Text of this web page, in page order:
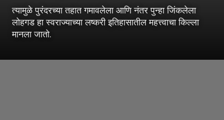
त्यामुळे पुरंदरच्या तहात गमावलेला आणि नंतर पुन्हा जिंकलेला
लोहगड हा स्वराज्याच्या लष्करी इतिहासातील महत्त्वाचा किल्ला
मानला जातो.